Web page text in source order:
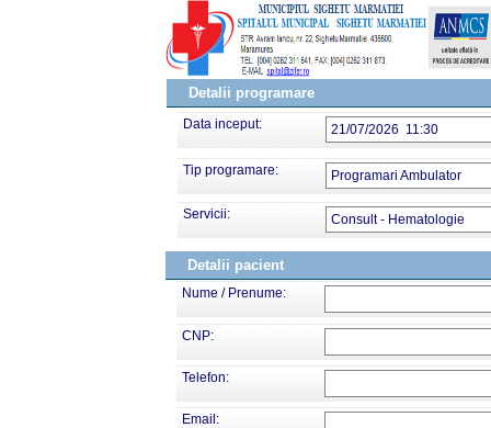
Detalii programare
Data inceput: 21/07/2026 11:30
Tip programare: Programari Ambulator
Servicii: Consult - Hematologie
Detalii pacient
Nume / Prenume:
CNP:
Telefon:
Email: